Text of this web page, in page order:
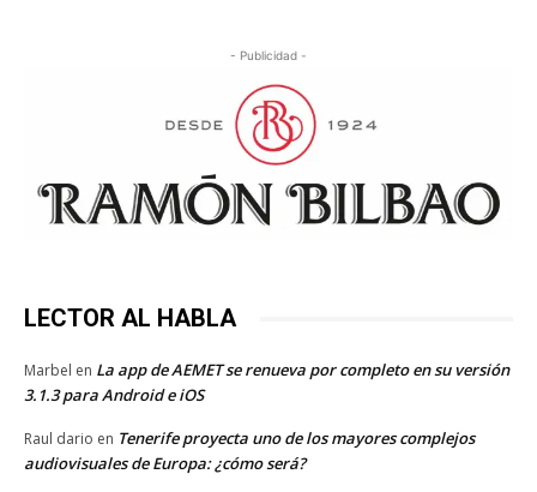
- Publicidad -
LECTOR AL HABLA
Marbel en La app de AEMET se renueva por completo en su versión
3.1.3 para Android e iOS
Raul dario en Tenerife proyecta uno de los mayores complejos
audiovisuales de Europa: ¿cómo será?